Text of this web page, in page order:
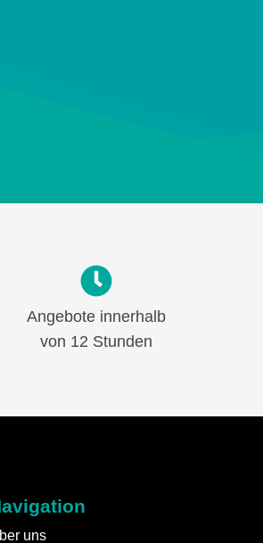
Angebote innerhalb
von 12 Stunden
uns